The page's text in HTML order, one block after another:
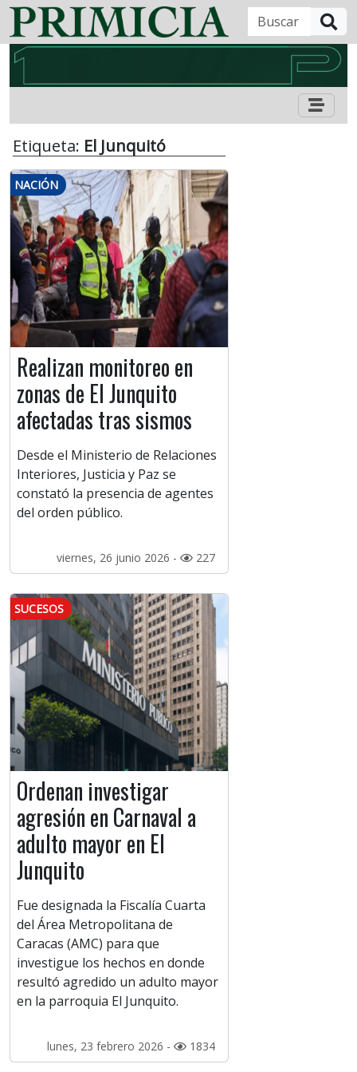
Etiqueta: El Junquitó
NACIÓN
Realizan monitoreo en
zonas de El Junquito
afectadas tras sismos
Desde el Ministerio de Relaciones
Interiores, Justicia y Paz se
constató la presencia de agentes
del orden público.
viernes, 26 junio 2026 - 227
SUCESOS
Ordenan investigar
agresión en Carnaval a
adulto mayor en El
Junquito
Fue designada la Fiscalía Cuarta
del Área Metropolitana de
Caracas (AMC) para que
investigue los hechos en donde
resultó agredido un adulto mayor
en la parroquia El Junquito.
lunes, 23 febrero 2026 - 1834